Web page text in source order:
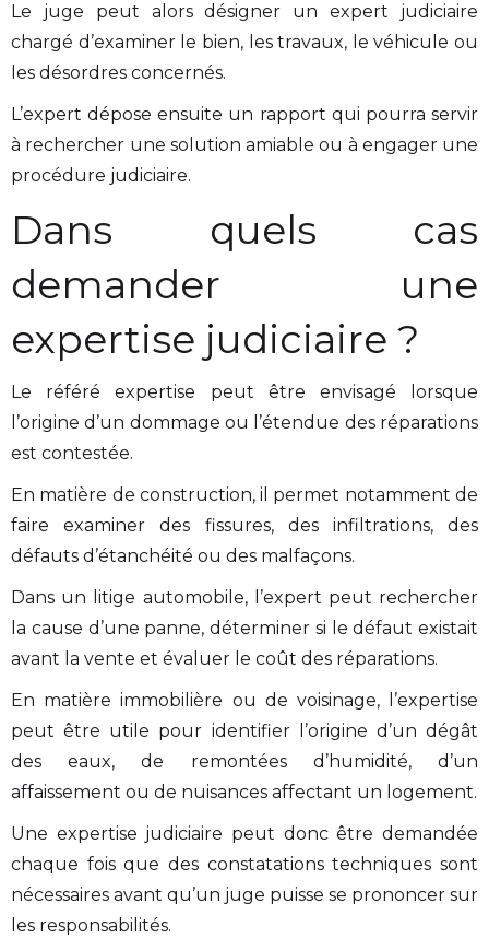
Le juge peut alors désigner un expert judiciaire
chargé d’examiner le bien, les travaux, le véhicule ou
les désordres concernés.
L’expert dépose ensuite un rapport qui pourra servir
à rechercher une solution amiable ou à engager une
procédure judiciaire.
Dans quels cas
demander une
expertise judiciaire ?
Le référé expertise peut être envisagé lorsque
l’origine d’un dommage ou l’étendue des réparations
est contestée.
En matière de construction, il permet notamment de
faire examiner des fissures, des infiltrations, des
défauts d’étanchéité ou des malfaçons.
Dans un litige automobile, l’expert peut rechercher
la cause d’une panne, déterminer si le défaut existait
avant la vente et évaluer le coût des réparations.
En matière immobilière ou de voisinage, l’expertise
peut être utile pour identifier l’origine d’un dégât
des eaux, de remontées d’humidité, d’un
affaissement ou de nuisances affectant un logement.
Une expertise judiciaire peut donc être demandée
chaque fois que des constatations techniques sont
nécessaires avant qu’un juge puisse se prononcer sur
les responsabilités.